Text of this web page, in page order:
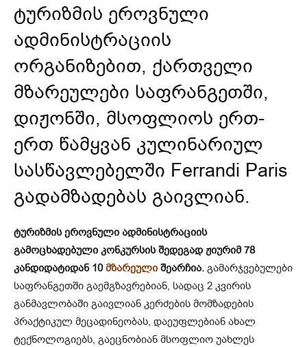
ტურიზმის ეროვნული
ადმინისტრაციის
ორგანიზებით, ქართველი
მზარეულები საფრანგეთში,
დიჟონში, მსოფლიოს ერთ-
ერთ წამყვან კულინარიულ
სასწავლებელში Ferrandi Paris
გადამზადებას გაივლიან.
ტურიზმის ეროვნული ადმინისტრაციის
გამოცხადებული კონკურსის შედეგად ჟიურიმ 78
კანდიდატიდან 10მზარეული შეარჩია. გამარჯვებულები
საფრანგეთში გაემგზავრებიან, სადაც 2 კვირის
განმავლობაში გაივლიან კერძების მომზადების
პრაქტიკულ მეცადინეობას, დაეუფლებიან ახალ
ტექნოლოგიებს, გაეცნობიან მსოფლიო უახლეს